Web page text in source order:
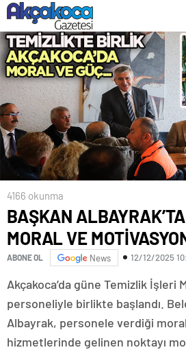
4166 okunma
BAŞKAN
MORAL VE
ABONE OL News 12/12/2025
Akçakoca’da güne Temizlik İşleri
personeliyle birlikte başlandı.
Albayrak, personele verdiği
hizmetlerinde gelinen noktayı